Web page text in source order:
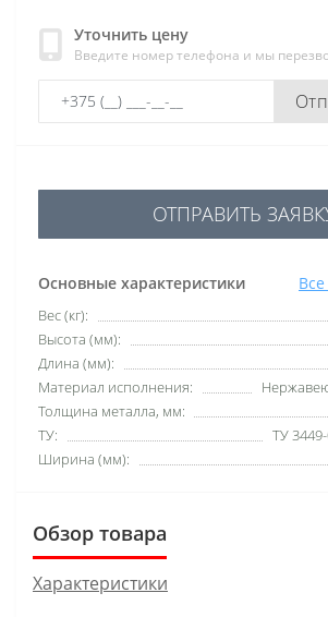
Уточнить цену
Введите номер телефона и мы
Основные характеристики
Вес (кг):
Высота (мм):
Длина (мм):
Материал исполнения:
Толщина металла, мм:
ТУ:
ТУ
Ширина (мм):
ОТПРАВИТЬ
Обзор товара
Характеристики